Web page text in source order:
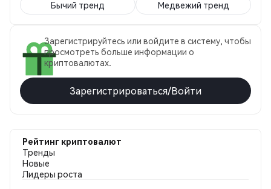
Бычий тренд Медвежий тренд
Зарегистрируйтесь или войдите в систему, чтобы
просмотреть больше информации о
криптовалютах.
Зарегистрироваться/Войти
Рейтинг криптовалют
Тренды
Новые
Лидеры роста